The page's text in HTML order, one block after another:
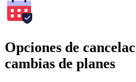
Opciones de
cambias de planes